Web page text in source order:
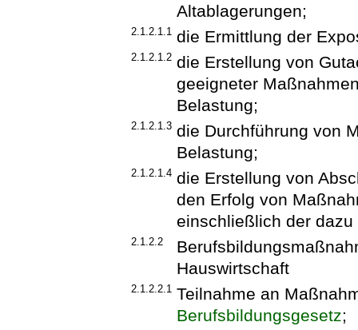
Altablagerungen;
2.1.2.1.1 die Ermittlung der
2.1.2.1.2 die Erstellung von
geeigneter
Belastung;
2.1.2.1.3 die Durchführung von
Belastung;
2.1.2.1.4 die Erstellung von
den Erfolg von
einschließlich der
2.1.2.2
Hauswirtschaft
2.1.2.2.1 Teilnahme an
Berufsbildungsgesetz;